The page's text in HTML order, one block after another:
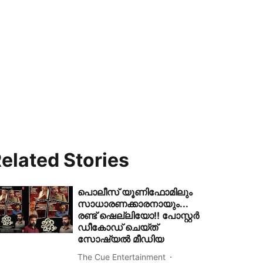
Stories
പൊലീസ് യൂണിഫോമിലും
സാധാരണക്കാരനായും...
രണ്ട് ഷെല്ലിയോ!! പോസ്റ്റർ
ഡീകോഡ് ചെയ്ത്
സോഷ്യൽ മീഡിയ
The Cue Entertainment